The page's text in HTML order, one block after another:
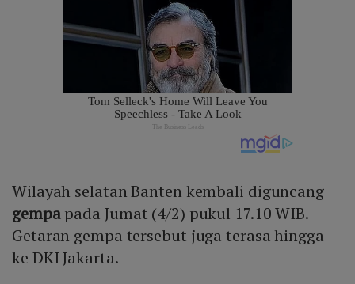
Wilayah selatan Banten kembali diguncang
gempapada Jumat (4/2) pukul 17.10 WIB.
Getaran gempa tersebut juga terasa hingga
ke DKI Jakarta.